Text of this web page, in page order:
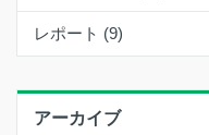
レポート (9)
アーカイブ